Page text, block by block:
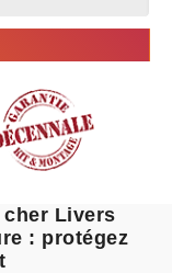
cher Livers
: protégez